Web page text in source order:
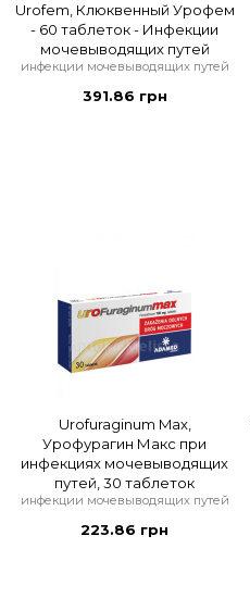
Urofem, Клюквенный Урофем
- 60 таблеток - Инфекции
мочевыводящих путей
инфекции мочевыводящих путей
391.86 грн
Urofuraginum Max,
Урофурагин Макс при
инфекциях мочевыводящих
путей, 30 таблеток
инфекции мочевыводящих путей
223.86 грн